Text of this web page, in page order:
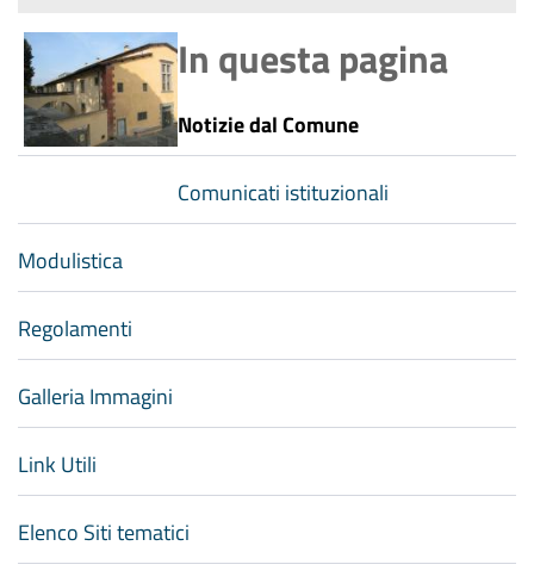
In questa pagina
Notizie dal Comune
Comunicati istituzionali
Modulistica
Regolamenti
Galleria Immagini
Link Utili
Elenco Siti tematici